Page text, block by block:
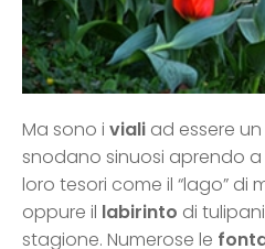
Ma sono i viali ad essere
snodano sinuosi aprendo a
loro tesori come il “lago” di
oppure il labirinto di
stagione. Numerose le